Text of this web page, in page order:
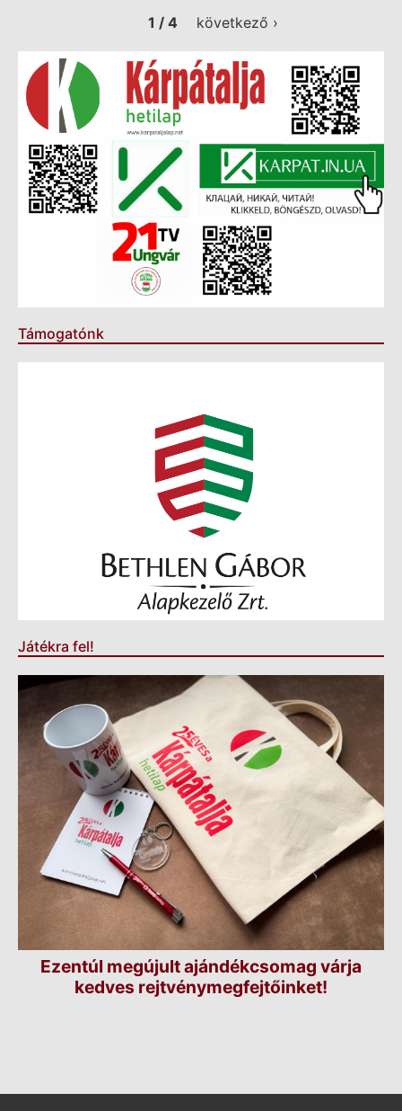
1 / 4
következő ›
Támogatónk
Játékra fel!
Ezentúl megújult ajándékcsomag várja
kedves rejtvénymegfejtőinket!